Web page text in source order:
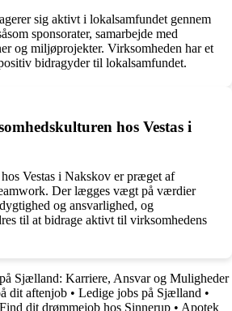
sig aktivt i lokalsamfundet gennem
sponsorater, samarbejde med
og miljøprojekter. Virksomheden har et
bidragyder til lokalsamfundet.
hos Vestas i
Vestas i Nakskov er præget af
Der lægges vægt på værdier
og ansvarlighed, og
til at bidrage aktivt til virksomhedens
Sjælland: Karriere, Ansvar og Muligheder
dit aftenjob • Ledige jobs på Sjælland •
dit drømmejob hos Sinnerup • Apotek